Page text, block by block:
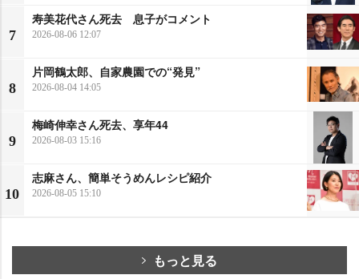
7
寿美花代さん死去 息子がコメント
2026-08-06 12:07
8
片岡鶴太郎、自家農園での“発見”
2026-08-04 14:05
9
梅崎伸幸さん死去、享年44
2026-08-03 15:16
10
志麻さん、簡単そうめんレシピ紹介
2026-08-05 15:10
もっと見る